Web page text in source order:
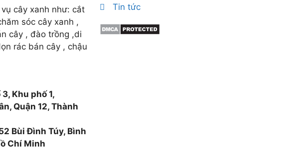
cây xanh như: cắt
sóc cây xanh ,
cây , đào trồng ,di
rác bán cây , chậu
Khu phố 1,
Quận 12, Thành
Bùi Đình Túy, Bình
Chí Minh
Tin tức